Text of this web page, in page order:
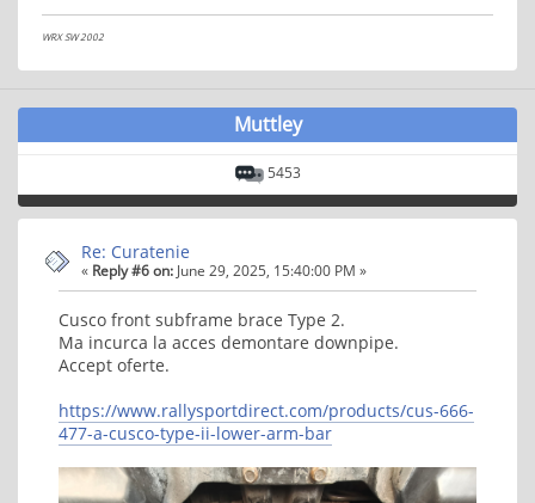
WRX SW 2002
Muttley
5453
Re: Curatenie
« Reply #6 on: June 29, 2025, 15:40:00 PM »
Cusco front subframe brace Type 2.
Ma incurca la acces demontare downpipe.
Accept oferte.
https://www.rallysportdirect.com/products/cus-666-
477-a-cusco-type-ii-lower-arm-bar